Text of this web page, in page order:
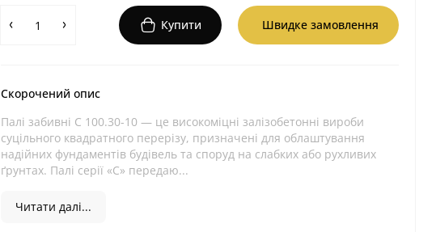
Купити Швидке замовлення
Скорочений опис
Палі забивні С 100.30-10 — це високоміцні залізобетонні вироби
суцільного квадратного перерізу, призначені для облаштування
надійних фундаментів будівель та споруд на слабких або рухливих
ґрунтах. Палі серії «С» передаю...
Читати далі...